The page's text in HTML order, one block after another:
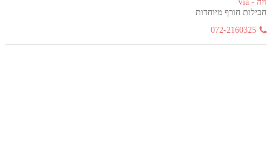
ויה - Via
חבילות חורף מיוחדות
072-2160325